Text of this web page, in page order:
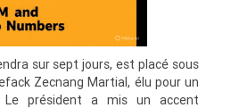
sur sept jours, est placé sous
Zecnang Martial, élu pour un
président a mis un accent